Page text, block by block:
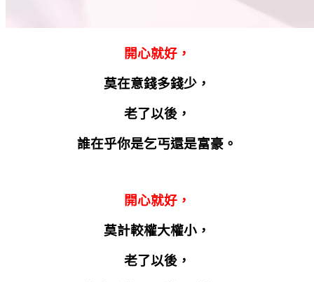
開心就好，
莫在意錢多錢少，
老了以後，
誰在乎你是乞丐還是富豪。
開心就好，
莫計較權大權小，
老了以後，